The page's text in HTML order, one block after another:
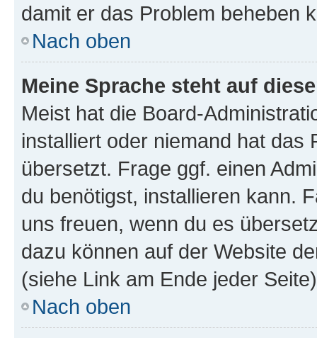
damit er das Problem beheben
Nach oben
Meine Sprache steht auf
Meist hat die Board-
installiert oder niemand hat das
übersetzt. Frage ggf. einen
du benötigst, installieren kann.
uns freuen, wenn du es
dazu können auf der Website
(siehe Link am Ende jeder
Nach oben